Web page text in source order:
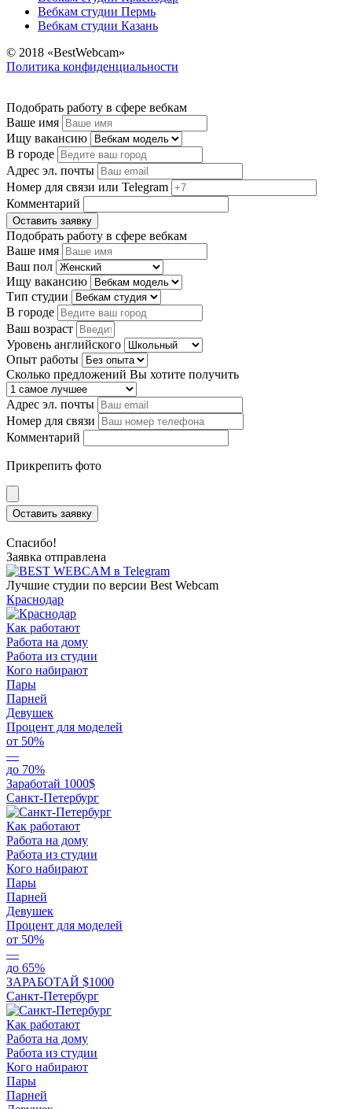
Вебкам студии Пермь
Вебкам студии Казань
© 2018 «BestWebcam»
Политика конфиденциальности
Подобрать работу в сфере вебкам
Ваше имя
Ищу вакансию
В городе
Адрес эл. почты
Номер для связи или Telegram
Комментарий
Оставить заявку
Подобрать работу в сфере вебкам
Ваше имя
Ваш пол
Ищу вакансию
Тип студии
В городе
Ваш возраст
Уровень английского
Опыт работы
Сколько предложений Вы хотите получить
Адрес эл. почты
Номер для связи
Комментарий
Прикрепить фото
Оставить заявку
Спасибо!
Заявка отправлена
Лучшие студии по версии Best Webcam
Краснодар
Как работают
Работа на дому
Работа из студии
Кого набирают
Пары
Парней
Девушек
Процент для моделей
от 50%
—
до 70%
Заработай 1000$
Санкт-Петербург
Как работают
Работа на дому
Работа из студии
Кого набирают
Пары
Парней
Девушек
Процент для моделей
от 50%
—
до 65%
ЗАРАБОТАЙ $1000
Санкт-Петербург
Как работают
Работа на дому
Работа из студии
Кого набирают
Пары
Парней